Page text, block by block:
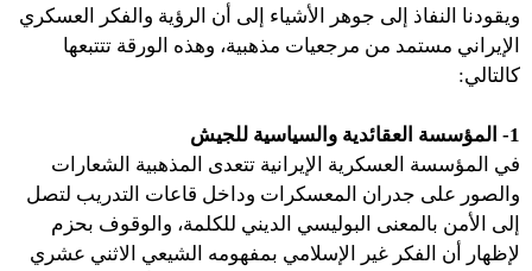
ويقودنا النفاذ إلى جوهر الأشياء إلى أن الرؤية والفكر العسكري
الإيراني مستمد من مرجعيات مذهبية، وهذه الورقة تتتبعها
كالتالي:
1- المؤسسة العقائدية والسياسية للجيش
في المؤسسة العسكرية الإيرانية تتعدى المذهبية الشعارات
والصور على جدران المعسكرات وداخل قاعات التدريب لتصل
إلى الأمن بالمعنى البوليسي الديني للكلمة، والوقوف بحزم
لإظهار أن الفكر غير الإسلامي بمفهومه الشيعي الاثني عشري